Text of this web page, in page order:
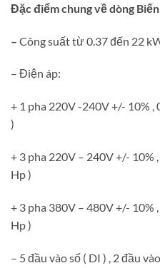
Đặc điểm chung về dòng
– Công suất từ 0.37 đến 22
– Điện áp:
+ 1 pha 220V -240V +/- 10% ,
)
+ 3 pha 220V – 240V +/- 10%
Hp )
+ 3 pha 380V – 480V +/- 10%
Hp )
– 5 đầu vào số ( DI ) , 2 đầu